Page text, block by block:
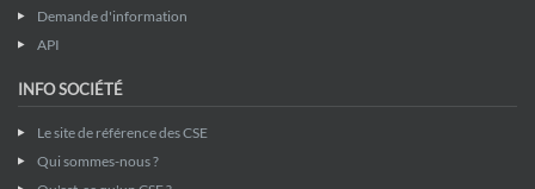
Demande d'information
API
INFO SOCIÉTÉ
Le site de référence des CSE
Qui sommes-nous ?